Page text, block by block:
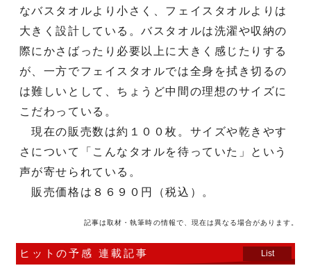
なバスタオルより小さく、フェイスタオルよりは
大きく設計している。バスタオルは洗濯や収納の
際にかさばったり必要以上に大きく感じたりする
が、一方でフェイスタオルでは全身を拭き切るの
は難しいとして、ちょうど中間の理想のサイズに
こだわっている。
現在の販売数は約１００枚。サイズや乾きやす
さについて「こんなタオルを待っていた」という
声が寄せられている。
販売価格は８６９０円（税込）。
記事は取材・執筆時の情報で、現在は異なる場合があります。
ヒットの予感 連載記事 List